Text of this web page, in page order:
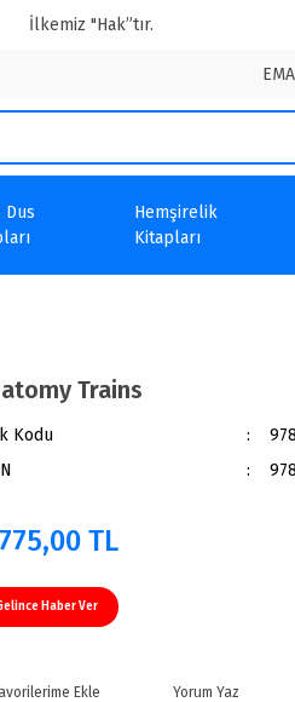
İlkemiz "Hak”tır.
Dus
Hemşirelik
Kitapları
Trains
Kodu
TL
Haber Ver
Yorum Yaz